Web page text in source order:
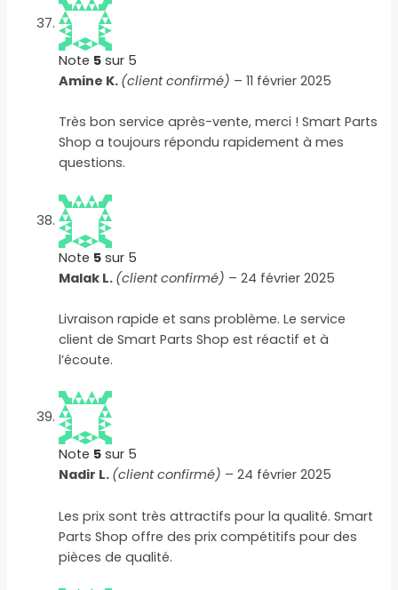
Note 5 sur 5
Amine K. (client confirmé) – 11 février 2025
Très bon service après-vente, merci ! Smart Parts
Shop a toujours répondu rapidement à mes
questions.
Note 5 sur 5
Malak L. (client confirmé) – 24 février 2025
Livraison rapide et sans problème. Le service
client de Smart Parts Shop est réactif et à
l’écoute.
Note 5 sur 5
Nadir L. (client confirmé) – 24 février 2025
Les prix sont très attractifs pour la qualité. Smart
Parts Shop offre des prix compétitifs pour des
pièces de qualité.